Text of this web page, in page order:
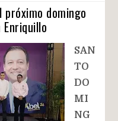
domingo
SAN
TO
DO
MI
NG